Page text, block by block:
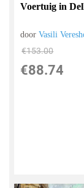
Voertuig in
doorVasili
€153.00
€88.74